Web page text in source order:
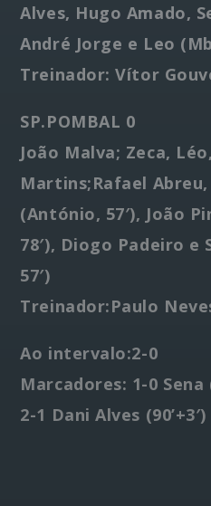
Alves, Hugo Amado,
André Jorge e Leo
Treinador: Vítor
SP.POMBAL 0
João Malva; Zeca,
Martins;Rafael
(António, 57′), João
78′), Diogo Padeiro e
57′)
Treinador:Paulo
Ao intervalo:2-0
Marcadores: 1-0 Sena
2-1 Dani Alves (90’+3′)